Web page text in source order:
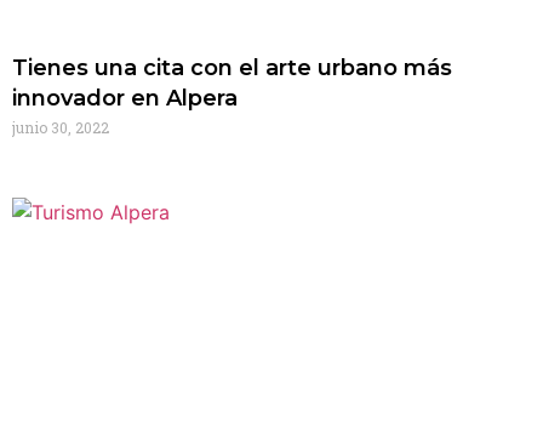
Tienes una cita con el arte urbano más
innovador en Alpera
junio 30, 2022